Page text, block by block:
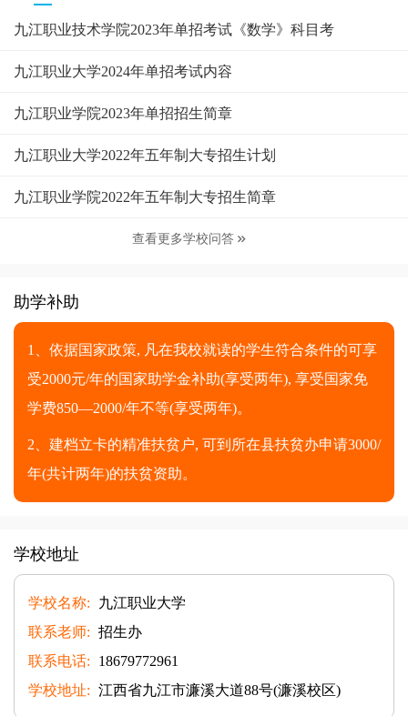
九江职业技术学院2023年单招考试《数学》科目考
九江职业大学2024年单招考试内容
九江职业学院2023年单招招生简章
九江职业大学2022年五年制大专招生计划
九江职业学院2022年五年制大专招生简章
查看更多学校问答 
助学补助
1、依据国家政策, 凡在我校就读的学生符合条件的可享
受2000元/年的国家助学金补助(享受两年), 享受国家免
学费850—2000/年不等(享受两年)。
2、建档立卡的精准扶贫户, 可到所在县扶贫办申请3000/
年(共计两年)的扶贫资助。
学校地址
学校名称:
九江职业大学
联系老师: 招生办
联系电话:
18679772961
学校地址: 江西省九江市濂溪大道88号(濂溪校区)